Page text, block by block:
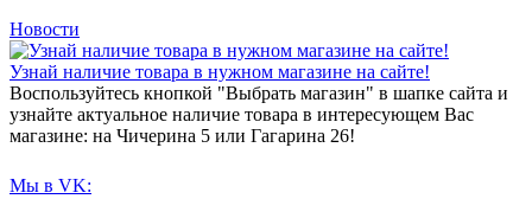
Новости
Узнай наличие товара в нужном магазине на сайте!
Воспользуйтесь кнопкой "Выбрать магазин" в шапке сайта и
узнайте актуальное наличие товара в интересующем Вас
магазине: на Чичерина 5 или Гагарина 26!
Мы в VK: